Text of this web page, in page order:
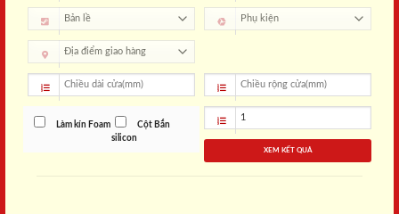
Làm kín Foam
Cột Bắn
silicon
XEM KẾT QUẢ